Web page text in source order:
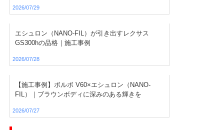
2026/07/29
エシュロン（NANO-FIL）が引き出すレクサス
GS300hの品格｜施工事例
2026/07/28
【施工事例】ボルボ V60×エシュロン（NANO-
FIL）｜ブラウンボディに深みのある輝きを
2026/07/27